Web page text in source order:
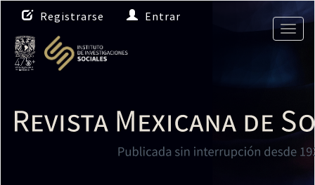
N
a
v
e
g
i
ó
Registrarse Entrar